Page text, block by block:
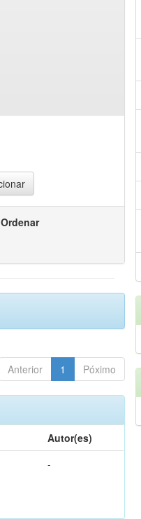
Ordenar
Anterior 1 Póximo
Autor(es)
-